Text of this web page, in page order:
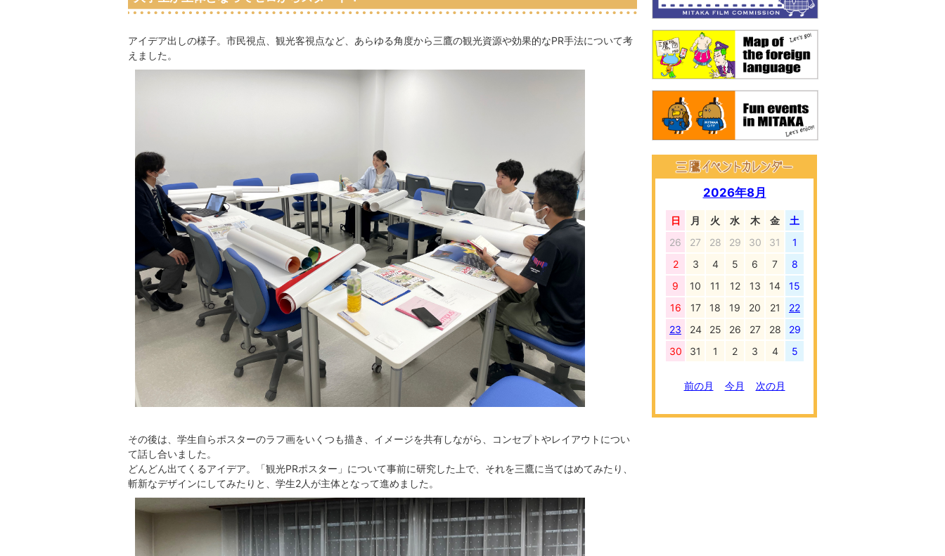
アイデア出しの様子。市民視点、観光客視点など、あらゆる角度から三鷹の観光資源や効果的なPR手法について考
えました。
その後は、学生自らポスターのラフ画をいくつも描き、イメージを共有しながら、コンセプトやレイアウトについ
て話し合いました。
どんどん出てくるアイデア。「観光PRポスター」について事前に研究した上で、それを三鷹に当てはめてみたり、
斬新なデザインにしてみたりと、学生2人が主体となって進めました。
2026年8月
日 月 火 水 木 金
土
26
27 28 29 30 31
1
2
3 4 5 6 7
8
9
10 11 12 13 14
15
16
17 18 19 20 21
22
23
24 25 26 27 28
29
30
31 1 2 3 4 5
前の月 今月 次の月